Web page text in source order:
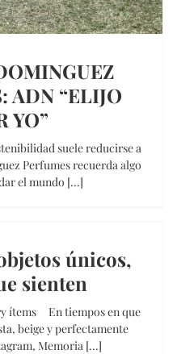
ADN “ELIJO
YO”
suele reducirse a
Perfumes recuerda algo
el mundo [...]
únicos,
sienten
ítems En tiempos en que
beige y perfectamente
Memoria [...]